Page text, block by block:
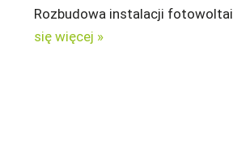
Rozbudowa instalacji
się więcej »